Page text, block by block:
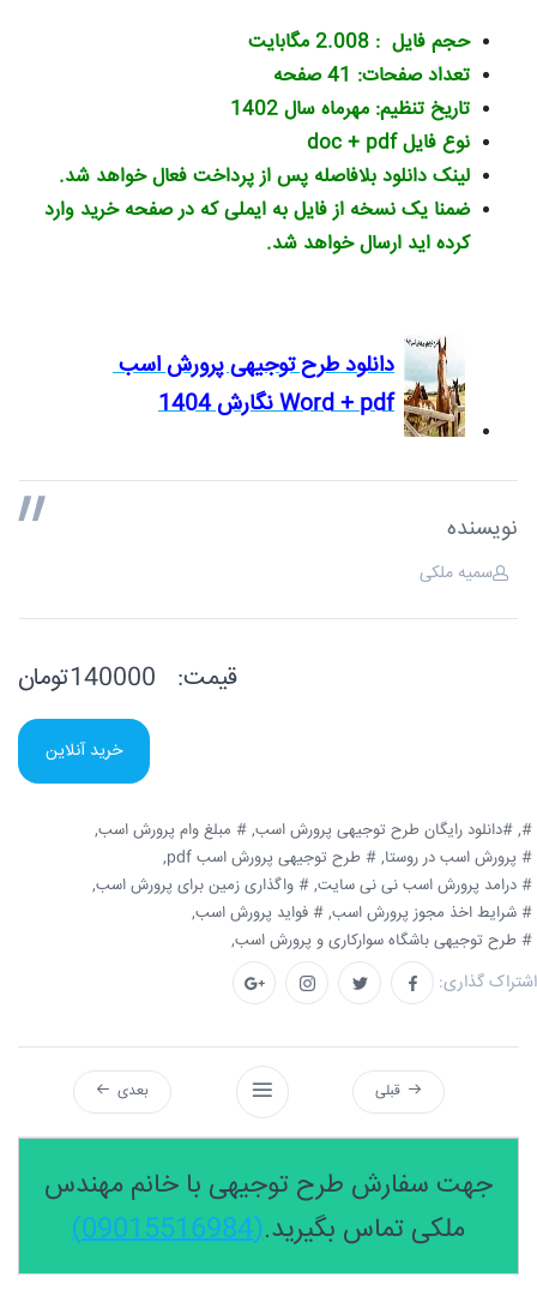
حجم فایل : 2.008 مگابایت
تعداد صفحات: 41 صفحه
تاریخ تنظیم: مهرماه سال 1402
نوع فایلdoc + pdf
لینک دانلود بلافاصله پس از پرداخت فعال خواهد شد.
ضمنا یک نسخه از فایل به ایملی که در صفحه خرید وارد
کرده اید ارسال خواهد شد.
دانلود طرح توجیهی پرورش اسب
Word + pdf نگارش 1404
نویسنده
سمیه ملکی
قیمت:
خرید آنلاین
#, #دانلود رایگان طرح توجیهی پرورش اسب, # مبلغ وام پرورش اسب,
# پرورش اسب در روستا, # طرح توجیهی پرورش اسب pdf,
# درامد پرورش اسب نی نی سایت, # واگذاری زمین برای پرورش اسب,
# شرایط اخذ مجوز پرورش اسب, # فواید پرورش اسب,
# طرح توجیهی باشگاه سوارکاری و پرورش اسب,
اشتراک گذاری:
قبلی بعدی
جهت سفارش طرح توجیهی با خانم مهندس
ملکی تماس بگیرید.(09015516984)